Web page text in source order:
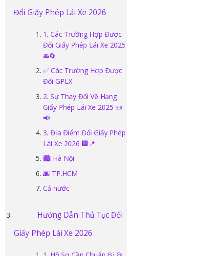
Đổi Giấy Phép Lái Xe 2026
1. Các Trường Hợp Được
Đổi Giấy Phép Lái Xe 2025
🚘🔄
✅ Các Trường Hợp Được
Đổi GPLX
2. Sự Thay Đổi Về Hạng
Giấy Phép Lái Xe 2025 📜
📢
3. Địa Điểm Đổi Giấy Phép
Lái Xe 2026 🏢📍
🏙️ Hà Nội
🌆 TP.HCM
Cả nước
Hướng Dẫn Thủ Tục Đổi
Giấy Phép Lái Xe 2026